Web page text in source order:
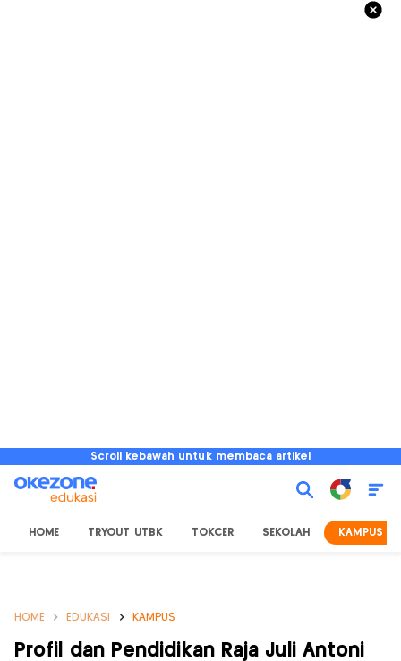
Scroll kebawah untuk membaca artikel
HOME TRYOUT UTBK TOKCER SEKOLAH KAMPUS
HOME EDUKASI KAMPUS
Profil dan Pendidikan Raja Juli Antoni